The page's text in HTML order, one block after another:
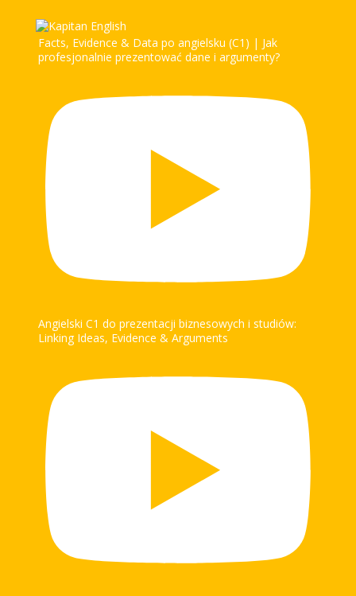
Facts, Evidence & Data po angielsku (C1) | Jak
profesjonalnie prezentować dane i argumenty?
Angielski C1 do prezentacji biznesowych i studiów:
Linking Ideas, Evidence & Arguments